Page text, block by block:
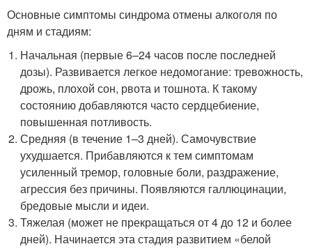
Основные симптомы синдрома отмены алкоголя по
дням и стадиям:
Начальная (первые 6–24 часов после последней
дозы). Развивается легкое недомогание: тревожность,
дрожь, плохой сон, рвота и тошнота. К такому
состоянию добавляются часто сердцебиение,
повышенная потливость.
Средняя (в течение 1–3 дней). Самочувствие
ухудшается. Прибавляются к тем симптомам
усиленный тремор, головные боли, раздражение,
агрессия без причины. Появляются галлюцинации,
бредовые мысли и идеи.
Тяжелая (может не прекращаться от 4 до 12 и более
дней). Начинается эта стадия развитием «белой